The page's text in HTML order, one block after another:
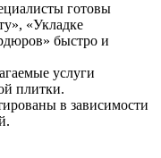
готовы
«Укладке
быстро и
услуги
плитки.
в зависимости